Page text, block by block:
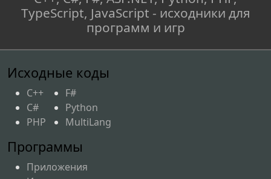
TypeScript, JavaScript - исходники для
программ и игр
Исходные коды
C++
C#
PHP
F#
Python
MultiLang
Программы
Приложения